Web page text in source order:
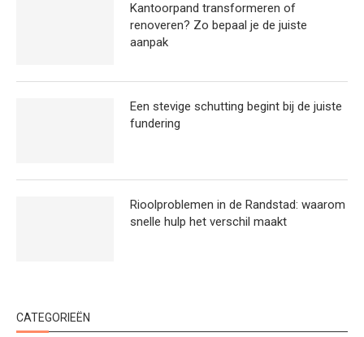
Kantoorpand transformeren of
renoveren? Zo bepaal je de juiste
aanpak
Een stevige schutting begint bij de juiste
fundering
Rioolproblemen in de Randstad: waarom
snelle hulp het verschil maakt
CATEGORIEËN